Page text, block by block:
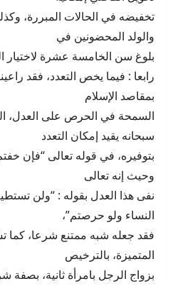
تخفيضه في الحالات المبررة،
والولد المحضونين في
بلوغ سن الخامسة عشرة لاختيار
رابعا : فيما يخص التعدد، فقد
بمقاصد الإسلام
السمحة في الحرص على العدل،
سبحانه يقيد إمكان التعدد
بتوفيره، في قوله تعالى “فإن خفتم
وحيث إنه تعالى
نفى هذا العدل بقوله : “ولن
النساء ولو حرصتم”،
فقد جعله شبه ممتنع شرعا، كما
المتميزة، بالترخيص
بزواج الرجل بامرأة ثانية،